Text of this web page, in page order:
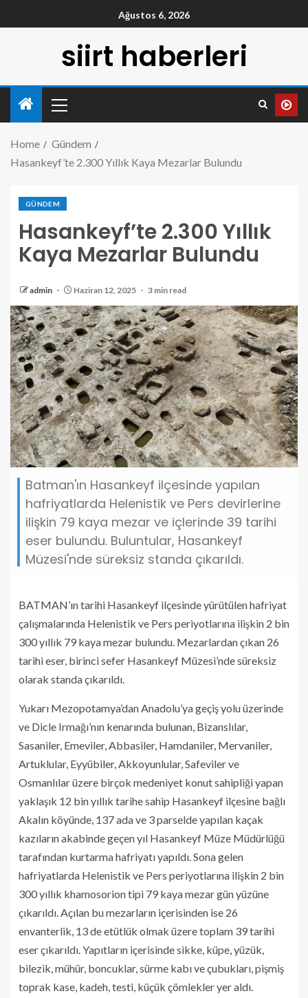
Ağustos 6, 2026
siirt haberleri
Home
Gündem
Hasankeyf’te 2.300 Yıllık Kaya Mezarlar Bulundu
GÜNDEM
Hasankeyf’te 2.300 Yıllık
Kaya Mezarlar Bulundu
admin Haziran 12, 2025 3 min read
Batman'ın Hasankeyf ilçesinde yapılan
hafriyatlarda Helenistik ve Pers devirlerine
ilişkin 79 kaya mezar ve içlerinde 39 tarihi
eser bulundu. Buluntular, Hasankeyf
Müzesi'nde süreksiz standa çıkarıldı.
BATMAN’ın tarihi Hasankeyf ilçesinde yürütülen hafriyat
çalışmalarında Helenistik ve Pers periyotlarına ilişkin 2 bin
300 yıllık 79 kaya mezar bulundu. Mezarlardan çıkan 26
tarihi eser, birinci sefer Hasankeyf Müzesi’nde süreksiz
olarak standa çıkarıldı.
Yukarı Mezopotamya’dan Anadolu’ya geçiş yolu üzerinde
ve Dicle Irmağı’nın kenarında bulunan, Bizanslılar,
Sasaniler, Emeviler, Abbasiler, Hamdaniler, Mervaniler,
Artuklular, Eyyübiler, Akkoyunlular, Safeviler ve
Osmanlılar üzere birçok medeniyet konut sahipliği yapan
yaklaşık 12 bin yıllık tarihe sahip Hasankeyf ilçesine bağlı
Akalın köyünde, 137 ada ve 3 parselde yapılan kaçak
kazıların akabinde geçen yıl Hasankeyf Müze Müdürlüğü
tarafından kurtarma hafriyatı yapıldı. Sona gelen
hafriyatlarda Helenistik ve Pers periyotlarına ilişkin 2 bin
300 yıllık khamosorion tipi 79 kaya mezar gün yüzüne
çıkarıldı. Açılan bu mezarların içerisinden ise 26
envanterlik, 13 de etütlük olmak üzere toplam 39 tarihi
eser çıkarıldı. Yapıtların içerisinde sikke, küpe, yüzük,
bilezik, mühür, boncuklar, sürme kabı ve çubukları, pişmiş
toprak kase, kadeh, testi, küçük çömlekler yer aldı.